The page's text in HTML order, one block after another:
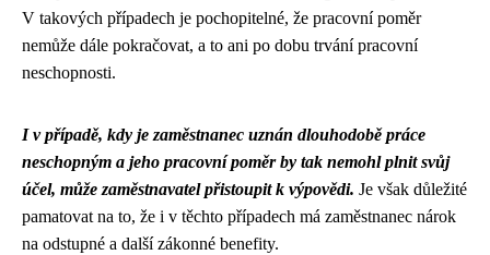
V takových případech je pochopitelné, že pracovní poměr
nemůže dále pokračovat, a to ani po dobu trvání pracovní
neschopnosti.
I v případě, kdy je zaměstnanec uznán dlouhodobě práce
neschopným a jeho pracovní poměr by tak nemohl plnit svůj
účel, může zaměstnavatel přistoupit k výpovědi. Je však důležité
pamatovat na to, že i v těchto případech má zaměstnanec nárok
na odstupné a další zákonné benefity.